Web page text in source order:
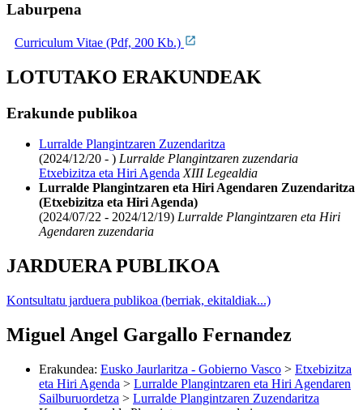
Laburpena
Curriculum Vitae (Pdf, 200 Kb.)
LOTUTAKO ERAKUNDEAK
Erakunde publikoa
Lurralde Plangintzaren Zuzendaritza
(2024/12/20 - ) Lurralde Plangintzaren zuzendaria
Etxebizitza eta Hiri AgendaXIII Legealdia
Lurralde Plangintzaren eta Hiri Agendaren Zuzendaritza
(Etxebizitza eta Hiri Agenda)
(2024/07/22 - 2024/12/19) Lurralde Plangintzaren eta Hiri
Agendaren zuzendaria
JARDUERA PUBLIKOA
Kontsultatu jarduera publikoa (berriak, ekitaldiak...)
Miguel Angel Gargallo Fernandez
Erakundea: Eusko Jaurlaritza - Gobierno Vasco > Etxebizitza
eta Hiri Agenda > Lurralde Plangintzaren eta Hiri Agendaren
Sailburuordetza > Lurralde Plangintzaren Zuzendaritza